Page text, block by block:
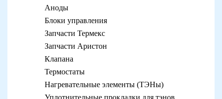
Аноды
Блоки управления
Запчасти Термекс
Запчасти Аристон
Клапана
Термостаты
Нагревательные элементы (ТЭНы)
Уплотнительные прокладки для тэнов